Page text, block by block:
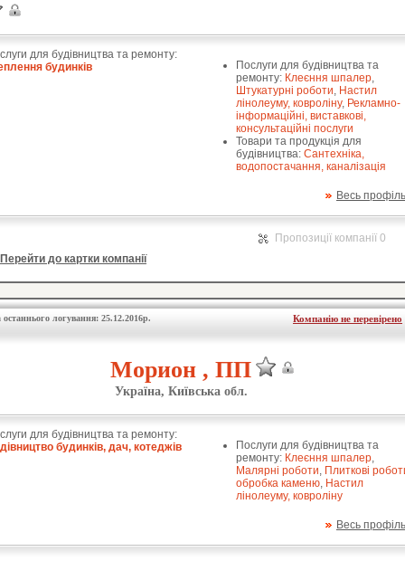
для будівництва та ремонту:
будинків
Послуги для будівництва та
ремонту: Клеєння шпалер,
Штукатурні роботи, Настил
лінолеуму, ковроліну, Рекламно-
інформаційні, виставкові,
консультаційні послуги
Товари та продукція для
будівництва: Сантехніка,
водопостачання, каналізація
Весь профіль
Пропозиції компанії 0
Перейти до картки компанії
останнього логування: 25.12.2016р. Компанію не перевірено
Морион , ПП
Україна, Київська обл.
для будівництва та ремонту:
будинків, дач, котеджів
Послуги для будівництва та
ремонту: Клеєння шпалер,
Малярні роботи, Плиткові
обробка каменю, Настил
лінолеуму, ковроліну
Весь профіль